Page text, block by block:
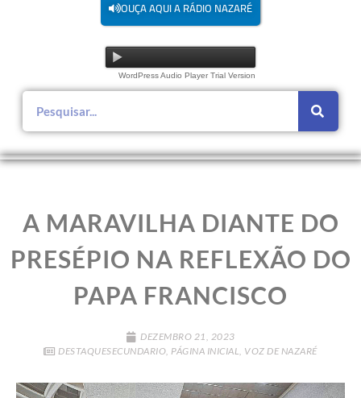
OUÇA AQUI A RÁDIO NAZARÉ
WordPress Audio Player Trial Version
A MARAVILHA DIANTE DO
PRESÉPIO NA REFLEXÃO DO
PAPA FRANCISCO
DEZEMBRO 21, 2023
DESTAQUESECUNDARIO, PÁGINA INICIAL, VOZ DE NAZARÉ